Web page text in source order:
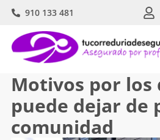
910 133 481
Motivos por los
puede dejar de
comunidad